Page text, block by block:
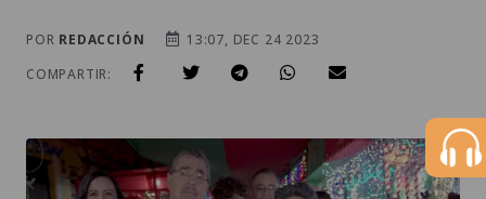
POR REDACCIÓN
13:07, DEC 24 2023
COMPARTIR: